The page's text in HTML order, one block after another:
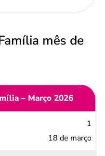
mês de
– Março 2026
1
18 de março